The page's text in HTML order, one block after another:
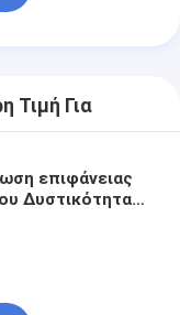
Τιμή Για
επιφάνειας
Δυστικότητα